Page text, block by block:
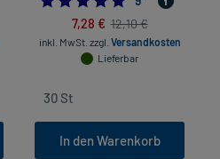
7,28 € 12,10 €
inkl. MwSt. zzgl. Versandkosten
Lieferbar
In den Warenkorb